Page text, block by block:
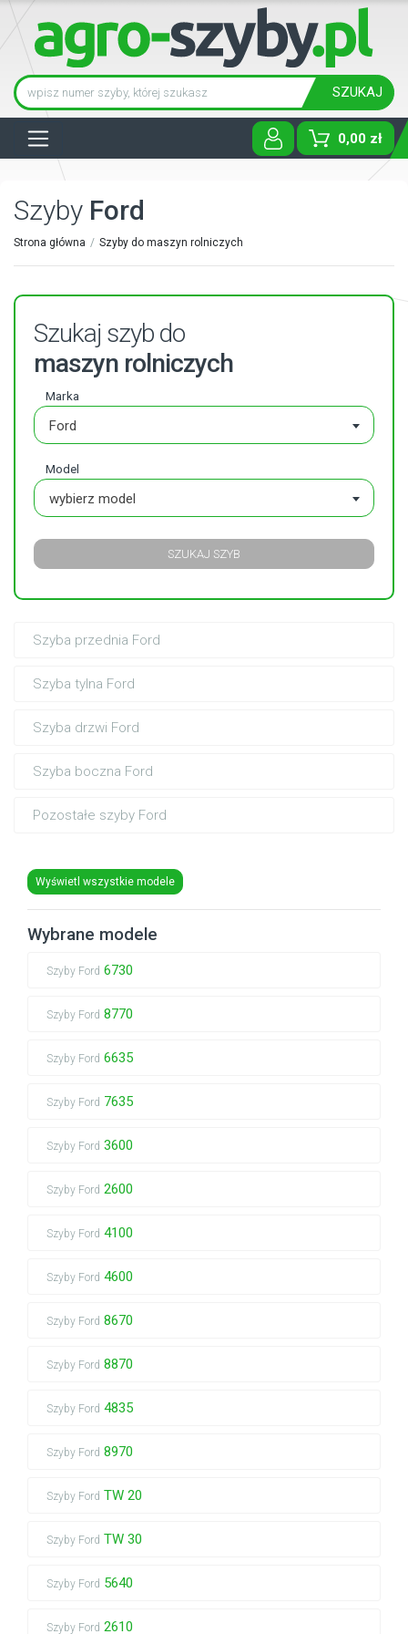
SZUKAJ
0,00 zł
Szyby Ford
Strona główna Szyby do maszyn rolniczych
Szukaj szyb do
maszyn rolniczych
Marka
Ford
Model
wybierz model
SZUKAJ SZYB
Szyba przednia Ford
Szyba tylna Ford
Szyba drzwi Ford
Szyba boczna Ford
Pozostałe szyby Ford
Wyświetl wszystkie modele
Wybrane modele
Szyby Ford 6730
Szyby Ford 8770
Szyby Ford 6635
Szyby Ford 7635
Szyby Ford 3600
Szyby Ford 2600
Szyby Ford 4100
Szyby Ford 4600
Szyby Ford 8670
Szyby Ford 8870
Szyby Ford 4835
Szyby Ford 8970
Szyby Ford TW 20
Szyby Ford TW 30
Szyby Ford 5640
Szyby Ford 2610